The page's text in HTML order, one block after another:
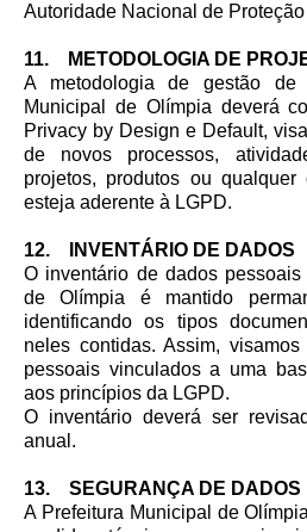
Autoridade Nacional de
11. METODOLOGIA DE
A metodologia de gestão de
Municipal de Olímpia deverá
Privacy by Design e Default,
de novos processos,
projetos, produtos ou
esteja aderente à LGPD.
12. INVENTÁRIO DE DADOS
O inventário de dados pessoais
de Olímpia é mantido
identificando os tipos
neles contidas. Assim,
pessoais vinculados a uma
aos princípios da LGPD.
O inventário deverá ser
anual.
13. SEGURANÇA DE DADOS
A Prefeitura Municipal de